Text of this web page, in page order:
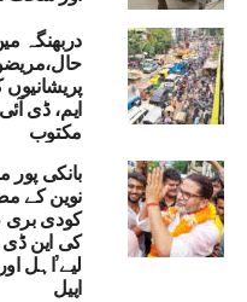
RELATED TOPICS:
‘FOROGH URDU’ WORKSHOP
SECRETARIAT DEPARTMENT
KUNDAN KUMAR
SM PARVEZ ALAM
UP
اللہ سے قلب میں پیدا
DON'T MISS
بجٹ اجلاس کیلئے بلائے
غیر حاضری پر
دربھنگہ
ایم، ڈی
مکتوب
بانکی پور
نوین کے
کودی
کی این
لیے’اہل
اپیل